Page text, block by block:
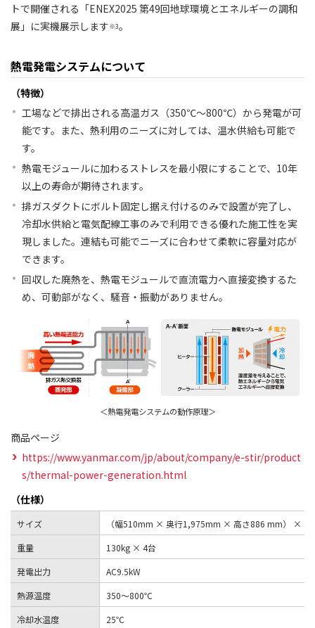
トで開催される「ENEX2025 第49回地球環境とエネルギーの調和
展」に実機展示します※3。
熱電発電システムについて
（特徴）
工場などで排出される高温ガス（350℃～800℃）から発電が可
能です。また、熱利用のニーズに対しては、温水供給も可能で
す。
熱電モジュールに加わるストレスを最小限にすることで、10年
以上の寿命が期待されます。
排ガスダクトにボルト固定し据え付けるのみで設置が完了し、
冷却水供給と電気配線工事のみで利用できる優れた施工性を実
現しました。連結も可能でニーズに合わせて柔軟に容量対応が
できます。
回収した廃熱を、熱電モジュールで直流電力へ直接変換するた
め、可動部がなく、騒音・振動がありません。
＜熱電発電システムの動作原理＞
商品ページ
https://www.yanmar.com/jp/about/company/e-stir/product
s/thermal-power-generation.html
（仕様）
サイズ
（幅510mm × 奥行1,975mm × 高さ886 mm） × 4
重量
130kg × 4台
発電出力
AC9.5kW
熱源温度
350～800℃
冷却水温度
25℃